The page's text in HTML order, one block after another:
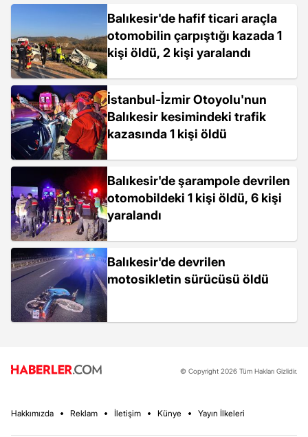
Balıkesir'de hafif ticari araçla
otomobilin çarpıştığı kazada 1
kişi öldü, 2 kişi yaralandı
İstanbul-İzmir Otoyolu'nun
Balıkesir kesimindeki trafik
kazasında 1 kişi öldü
Balıkesir'de şarampole devrilen
otomobildeki 1 kişi öldü, 6 kişi
yaralandı
Balıkesir'de devrilen
motosikletin sürücüsü öldü
© Copyright 2026 Tüm Hakları Gizlidir.
Hakkımızda Reklam İletişim Künye Yayın İlkeleri